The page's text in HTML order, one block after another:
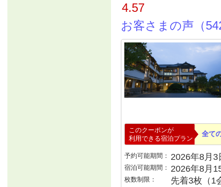
4.57
お客さまの声（
このクーポンが
利用できる宿泊プラン
全て
予約可能期間： 2026年8月
宿泊可能期間： 2026年8月
枚数制限： 先着3枚（1